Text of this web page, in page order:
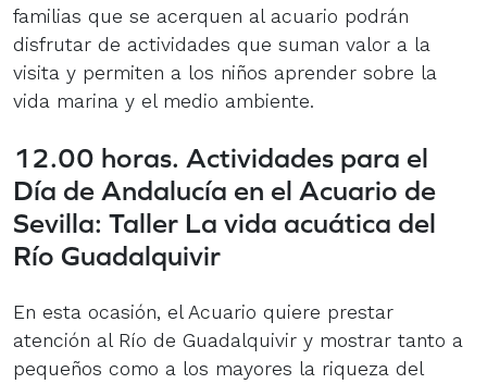
familias que se acerquen al acuario podrán
disfrutar de actividades que suman valor a la
visita y permiten a los niños aprender sobre la
vida marina y el medio ambiente.
12.00 horas. Actividades para el
Día de Andalucía en el Acuario de
Sevilla: Taller La vida acuática del
Río Guadalquivir
En esta ocasión, el Acuario quiere prestar
atención al Río de Guadalquivir y mostrar tanto a
pequeños como a los mayores la riqueza del